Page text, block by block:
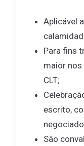
Aplicável
Para fins
maior
CLT;
escrito,
São